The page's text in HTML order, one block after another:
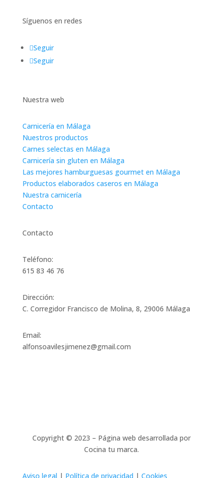
Síguenos en redes
Seguir
Seguir
Nuestra web
Carnicería en Málaga
Nuestros productos
Carnes selectas en Málaga
Carnicería sin gluten en Málaga
Las mejores hamburguesas gourmet en Málaga
Productos elaborados caseros en Málaga
Nuestra carnicería
Contacto
Contacto
Teléfono:
615 83 46 76
Dirección:
C. Corregidor Francisco de Molina, 8, 29006 Málaga
Email:
alfonsoavilesjimenez@gmail.com
Copyright © 2023 – Página web desarrollada por
Cocina tu marca.
Aviso legal | Política de privacidad | Cookies